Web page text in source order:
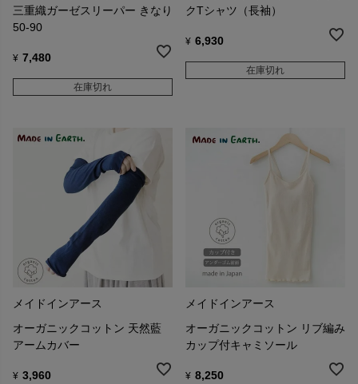
三重織ガーゼスリーパー きなり
50-90
¥ 7,480
在庫切れ
クTシャツ（長袖）
¥ 6,930
在庫切れ
メイドインアース
オーガニックコットン 天然藍
アームカバー
¥ 3,960
メイドインアース
オーガニックコットン リブ編み
カップ付キャミソール
¥ 8,250